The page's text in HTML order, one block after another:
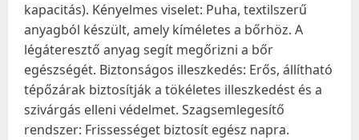
kapacitás). Kényelmes viselet: Puha, textilszerű
anyagból készült, amely kíméletes a bőrhöz. A
légáteresztő anyag segít megőrizni a bőr
egészségét. Biztonságos illeszkedés: Erős, állítható
tépőzárak biztosítják a tökéletes illeszkedést és a
szivárgás elleni védelmet. Szagsemlegesítő
rendszer: Frissességet biztosít egész napra.